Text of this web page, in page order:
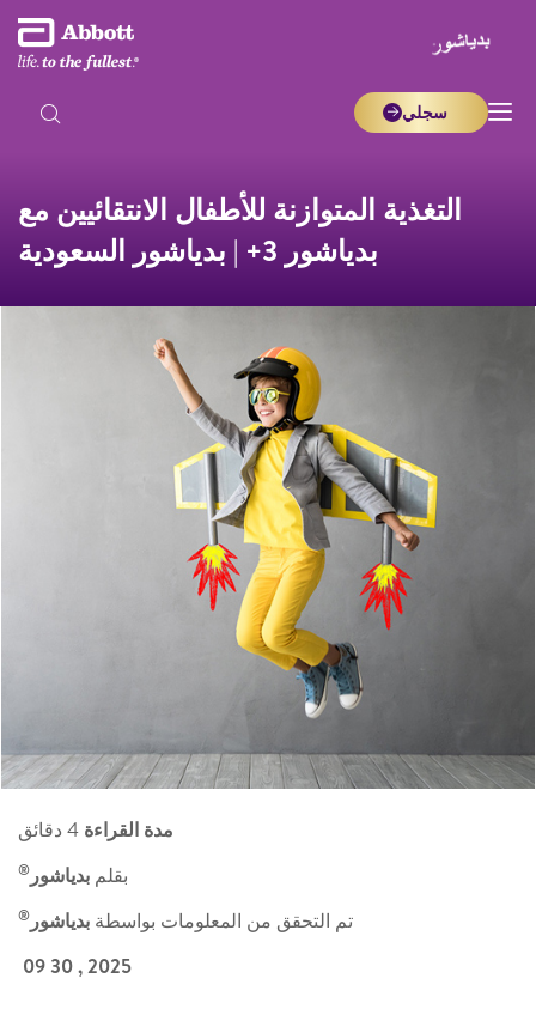
سجلي
التغذية المتوازنة للأطفال الانتقائيين مع
بدياشور 3+ | بدياشور السعودية
مدة القراءة
بقلم بدياشور ®
تم التحقق من المعلومات بواسطة بدياشور ®
2025 , 30 09